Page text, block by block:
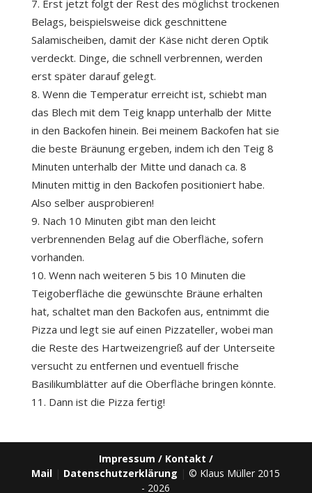
Erst jetzt folgt der Rest des möglichst trockenen
Belags, beispielsweise dick geschnittene
Salamischeiben, damit der Käse nicht deren Optik
verdeckt. Dinge, die schnell verbrennen, werden
erst später darauf gelegt.
Wenn die Temperatur erreicht ist, schiebt man
das Blech mit dem Teig knapp unterhalb der Mitte
in den Backofen hinein. Bei meinem Backofen hat sie
die beste Bräunung ergeben, indem ich den Teig 8
Minuten unterhalb der Mitte und danach ca. 8
Minuten mittig in den Backofen positioniert habe.
Also selber ausprobieren!
Nach 10 Minuten gibt man den leicht
verbrennenden Belag auf die Oberfläche, sofern
vorhanden.
Wenn nach weiteren 5 bis 10 Minuten die
Teigoberfläche die gewünschte Bräune erhalten
hat, schaltet man den Backofen aus, entnimmt die
Pizza und legt sie auf einen Pizzateller, wobei man
die Reste des Hartweizengrieß auf der Unterseite
versucht zu entfernen und eventuell frische
Basilikumblätter auf die Oberfläche bringen könnte.
Dann ist die Pizza fertig!
Impressum / Kontakt /
Mail | Datenschutzerklärung |© Klaus Müller 2015
- 2026